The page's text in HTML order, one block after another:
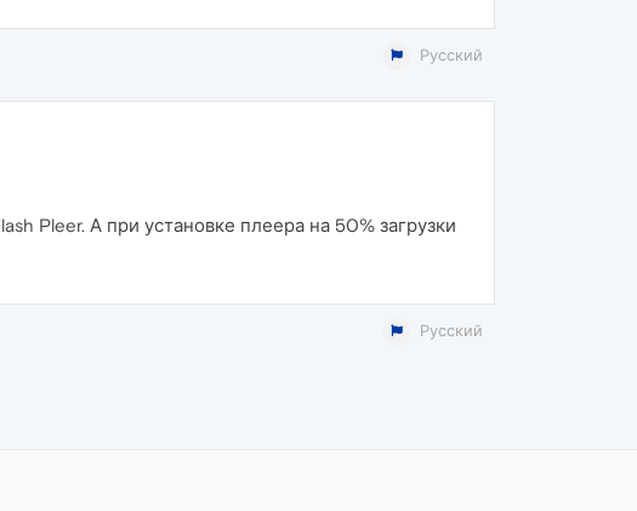
Русский
Pleer. А при установке плеера на 50% загрузки
Русский